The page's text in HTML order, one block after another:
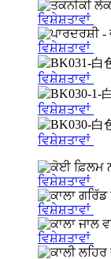
ਵਿਸ਼ੇਸ਼ਤਾਵਾਂ
ਵਿਸ਼ੇਸ਼ਤਾਵਾਂ
ਵਿਸ਼ੇਸ਼ਤਾਵਾਂ
ਵਿਸ਼ੇਸ਼ਤਾਵਾਂ
ਵਿਸ਼ੇਸ਼ਤਾਵਾਂ
ਵਿਸ਼ੇਸ਼ਤਾਵਾਂ
ਵਿਸ਼ੇਸ਼ਤਾਵਾਂ
ਵਿਸ਼ੇਸ਼ਤਾਵਾਂ